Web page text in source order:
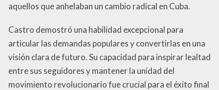
aquellos que anhelaban un cambio radical en Cuba.
Castro demostró una habilidad excepcional para
articular las demandas populares y convertirlas en una
visión clara de futuro. Su capacidad para inspirar lealtad
entre sus seguidores y mantener la unidad del
movimiento revolucionario fue crucial para el éxito final